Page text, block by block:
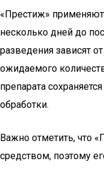
«Престиж»
несколько дней до
разведения зависят
ожидаемого
препарата
обработки.
Важно отметить, что
средством, поэтому